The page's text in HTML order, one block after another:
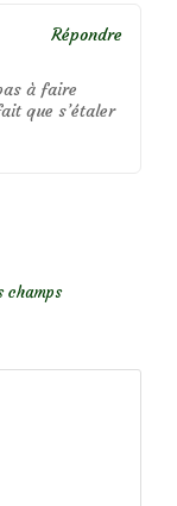
à faire
que s’étaler
Répondre
champs